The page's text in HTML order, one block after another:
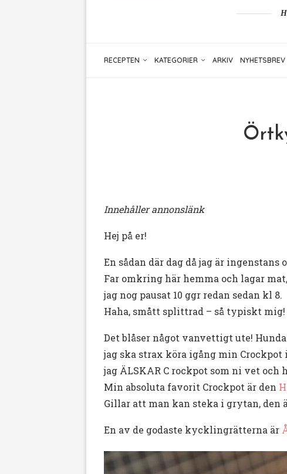
RECEPTEN KATEGORIER ARKIV NYHETSBREV
Innehåller annonslänk
Hej på er!
En sådan där dag då jag är ingenstans
Far omkring här hemma och lagar
jag nog pausat 10 ggr redan sedan kl 8.
Haha, smått splittrad – så typiskt mig!
Det blåser något vanvettigt ute!
jag ska strax köra igång min
jag ÄLSKAR C rockpot som ni vet och
Min absoluta favorit Crockpot är den
Gillar att man kan steka i grytan, den
En av de godaste kycklingrätterna är